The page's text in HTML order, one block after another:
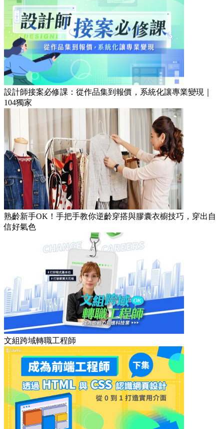
設計師接案必修課：從作品集到報價，系統化讓專業變現｜
104獨家
熟齡新手OK！手把手教你逆齡穿搭與膠囊衣櫥技巧，穿出自
信好氣色
文組跨域轉職工程師